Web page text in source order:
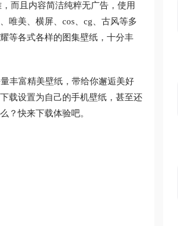
而且内容简洁纯粹无广告，使用
唯美、横屏、cos、cg、古风等多
等各式各样的图集壁纸，十分丰
丰富精美壁纸，带给你邂逅美好
载设置为自己的手机壁纸，甚至还
？快来下载体验吧。